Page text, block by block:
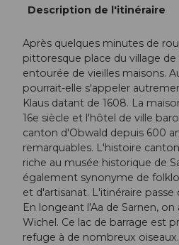
Description de l'itinéraire
Après quelques minutes de
pittoresque place du village de
entourée de vieilles maisons.
pourrait-elle s'appeler
Klaus datant de 1608. La
16e siècle et l'hôtel de ville
canton d'Obwald depuis 600
remarquables. L'histoire
riche au musée historique de
également synonyme de
et d'artisanat. L'itinéraire
En longeant l'Aa de Sarnen,
Wichel. Ce lac de barrage est
refuge à de nombreux